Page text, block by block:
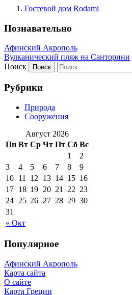
Гостевой дом Rodami
Познавательно
Афинский Акрополь
Вулканический пляж на Санторини
Поиск
Рубрики
Природа
Сооружения
Август 2026
Пн Вт Ср Чт Пт Сб Вс
« Окт
1
2
3
4 5 6 7 8
9
10 11 12 13 14 15 16
17 18 19 20 21 22 23
24 25 26 27 28 29 30
31
Популярное
Афинский Акрополь
Карта сайта
О сайте
Карта Греции